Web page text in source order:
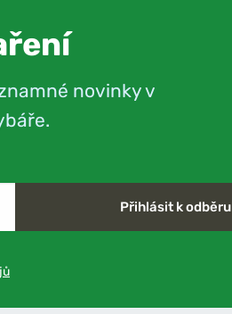
novinky v
Přihlásit k odběru